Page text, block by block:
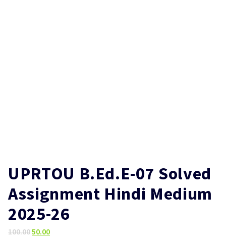
UPRTOU B.Ed.E-07 Solved
Assignment Hindi Medium
2025-26
100.00Original
50.00Current